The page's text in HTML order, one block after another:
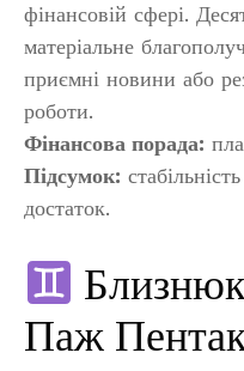
фінансовій сфері.
матеріальне
приємні новини або
роботи.
Фінансова порада:
Підсумок:
достаток.
Паж